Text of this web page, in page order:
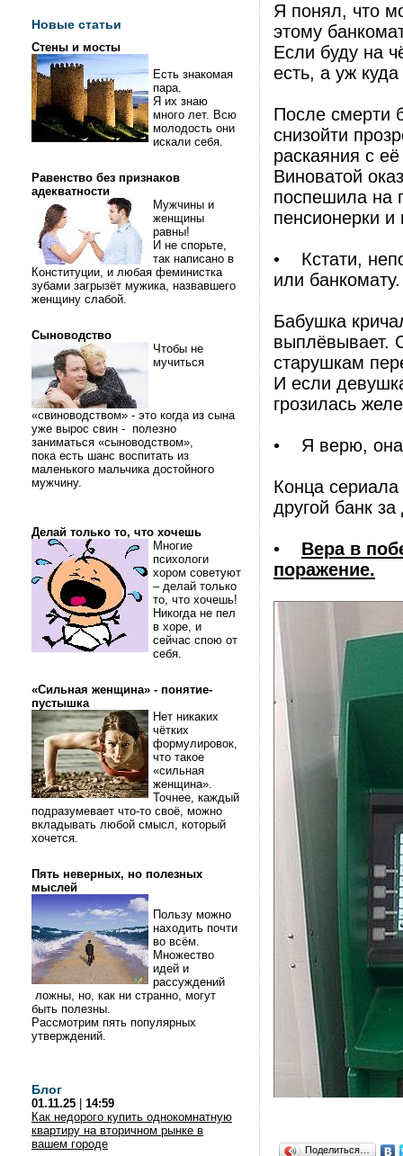
Новые статьи
Стены и мосты
Есть знакомая
пара.
Я их знаю
много лет. Всю
молодость они
искали себя.
Равенство без признаков
адекватности
Мужчины и
женщины
равны!
И не спорьте,
так написано в
Конституции, и любая феминистка
зубами загрызёт мужика, назвавшего
женщину слабой.
Сыноводство
Чтобы не
мучиться
«свиноводством» - это когда из сына
уже вырос свин - полезно
заниматься «сыноводством»,
пока есть шанс воспитать из
маленького мальчика достойного
мужчину.
Делай только то, что хочешь
Многие
психологи
хором советуют
– делай только
то, что хочешь!
Никогда не пел
в хоре, и
сейчас спою от
себя.
«Сильная женщина» - понятие-
пустышка
Нет никаких
чётких
формулировок,
что такое
«сильная
женщина».
Точнее, каждый
подразумевает что-то своё, можно
вкладывать любой смысл, который
хочется.
Пять неверных, но полезных
мыслей
Пользу можно
находить почти
во всём.
Множество
идей и
рассуждений
ложны, но, как ни странно, могут
быть полезны.
Рассмотрим пять популярных
утверждений.
Блог
01.11.25
14:59
Как недорого купить однокомнатную
квартиру на вторичном рынке в
вашем городе
Я понял, что
этому
Если буду на
есть, а уж
После смерти
снизойти
раскаяния с
Виноватой
поспешила на
пенсионерки и
• Кстати,
или банкомату.
Бабушка
выплёвывает.
старушкам
И если
грозилась
• Я верю, она
Конца
другой банк
• Вера в
поражение.
Поделиться…